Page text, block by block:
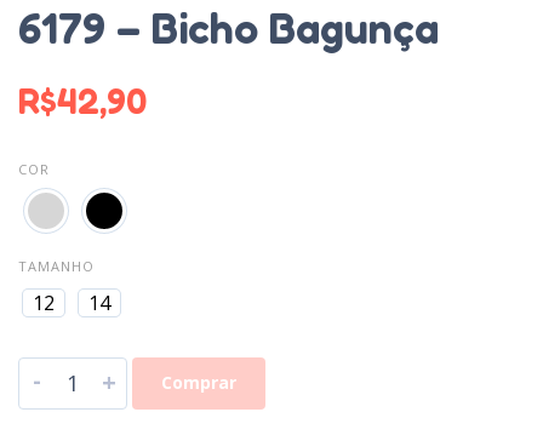
6179 – Bicho Bagunça
R$42,90
COR
TAMANHO
12 14
- + Comprar